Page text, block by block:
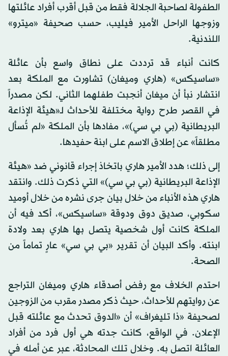
الطفولة لصاحبة الجلالة فقط من قبل أقرب أفراد عائلتها
وزوجها الراحل الأمير فيليب، حسب صحيفة «ميترو»
اللندنية.
كانت أنباء قد ترددت على نطاق واسع بأن عائلة
«ساسيكس» (هاري وميغان) تشاورت مع الملكة بعد
انتشار نبأ أن ميغان أنجبت طفلهما الثاني. لكن مصدراً
في القصر طرح رواية مختلفة للأحداث لـ«هيئة الإذاعة
البريطانية (بي بي سي)»، مفادها بأن الملكة «لم تُسأل
مطلقاً» عن إطلاق الاسم على ابنة حفيدها.
إلى ذلك؛ هدد الأمير هاري باتخاذ إجراء قانوني ضد «هيئة
الإذاعة البريطانية (بي بي سي)» التي ذكرت ذلك. وانتقد
هاري هذه الأنباء من خلال بيان جرى نشره من خلال أوميد
سكوبي، صديق دوق ودوقة «ساسيكس»، أكد فيه أن
الملكة كانت أول شخصية يتصل بها هاري بعد ولادة
ابنته. وأكد البيان أن تقرير «بي بي سي» عارٍ تماماً من
الصحة.
احتدم الخلاف مع رفض أصدقاء هاري وميغان التراجع
عن روايتهم للأحداث، حيث ذكر مصدر مقرب من الزوجين
لصحيفة «ذا تليغراف» أن «الدوق تحدث مع عائلته قبل
الإعلان. في الواقع، كانت جدته هي أول فرد من أفراد
العائلة اتصل به. وخلال تلك المحادثة، عبر عن أمله في